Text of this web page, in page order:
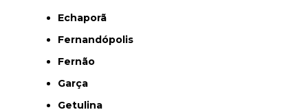
Echaporã
Fernandópolis
Fernão
Garça
Getulina